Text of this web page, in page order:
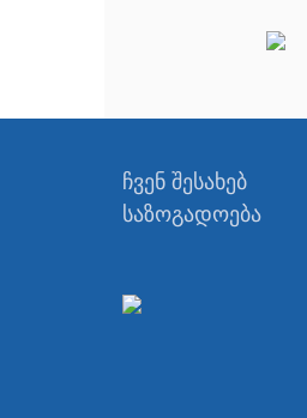
ჩვენ შესახებ
საზოგადოება